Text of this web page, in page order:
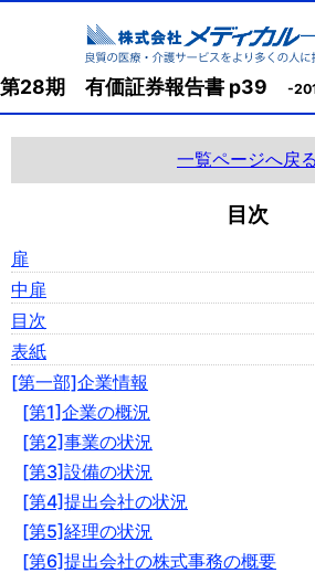
第28期 有価証券報告書 p39 -
一覧ページへ戻る
目次
扉
中扉
目次
表紙
[第一部]企業情報
[第1]企業の概況
[第2]事業の状況
[第3]設備の状況
[第4]提出会社の状況
[第5]経理の状況
[第6]提出会社の株式事務の概要